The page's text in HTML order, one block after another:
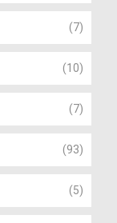
(7)
(10)
(7)
(93)
(5)